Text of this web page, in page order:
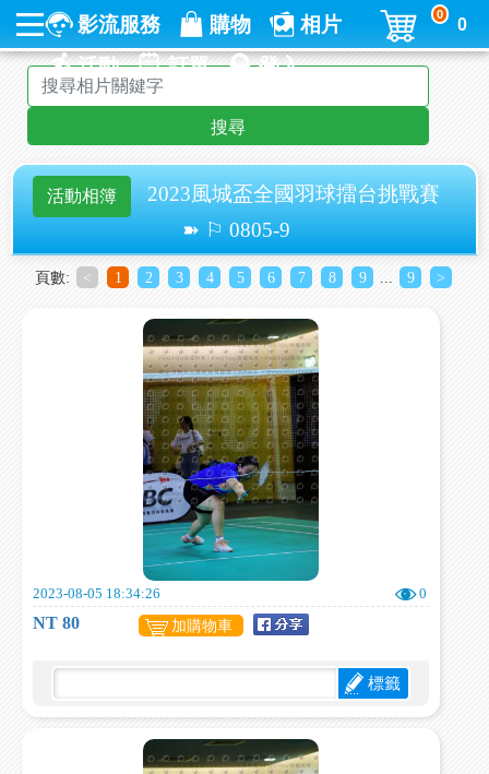
影流服務 購物
相片
活動
訂單 登入
0
0
搜尋
活動相簿
2023風城盃全國羽球擂台挑戰賽
➽ ⚐ 0805-9
頁數: < 1 2 3 4 5 6 7 8 9 9 >
2023-08-05 18:34:26 0
NT 80 加購物車
標籤